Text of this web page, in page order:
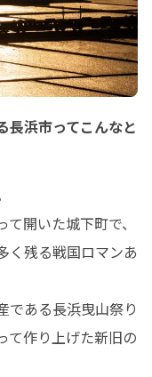
長浜市ってこんなと
開いた城下町で、
く残る戦国ロマンあ
である長浜曳山祭り
て作り上げた新旧の